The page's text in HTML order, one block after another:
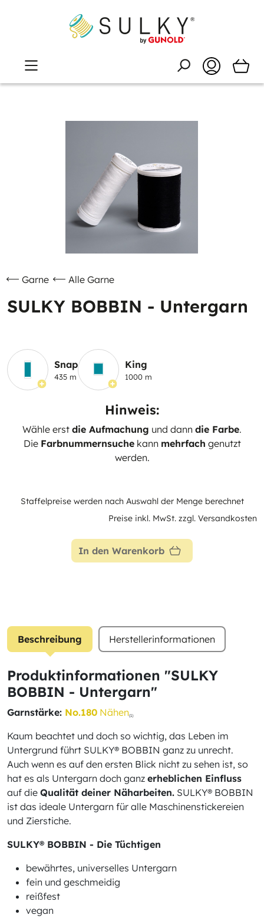
Garne Alle Garne
SULKY BOBBIN - Untergarn
Snap
435 m
King
1000 m
Hinweis:
Wähle erst die Aufmachung und dann die Farbe.
Die Farbnummernsuchekann mehrfach genutzt
werden.
Staffelpreise werden nach Auswahl der Menge berechnet
Preise inkl. MwSt. zzgl. Versandkosten
In den Warenkorb
Beschreibung Herstellerinformationen
Produktinformationen "SULKY
BOBBIN - Untergarn"
Garnstärke: No.180 Nähen(1)
Kaum beachtet und doch so wichtig, das Leben im
Untergrund führt SULKY® BOBBIN ganz zu unrecht.
Auch wenn es auf den ersten Blick nicht zu sehen ist, so
hat es als Untergarn doch ganz erheblichen Einfluss
auf die Qualität deiner Näharbeiten. SULKY® BOBBIN
ist das ideale Untergarn für alle Maschinenstickereien
und Zierstiche.
SULKY® BOBBIN - Die Tüchtigen
bewährtes, universelles Untergarn
fein und geschmeidig
reißfest
vegan